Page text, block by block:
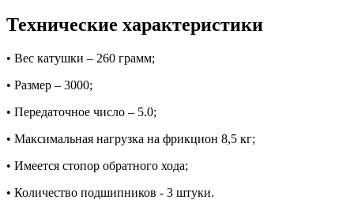
Технические характеристики
• Вес катушки – 260 грамм;
• Размер – 3000;
• Передаточное число – 5.0;
• Максимальная нагрузка на фрикцион 8,5 кг;
• Имеется стопор обратного хода;
• Количество подшипников - 3 штуки.